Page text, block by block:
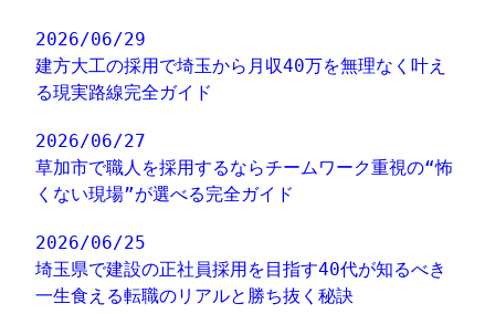
2026/06/29
建方大工の採用で埼玉から月収40万を無理なく叶え
る現実路線完全ガイド
2026/06/27
草加市で職人を採用するならチームワーク重視の“怖
くない現場”が選べる完全ガイド
2026/06/25
埼玉県で建設の正社員採用を目指す40代が知るべき
一生食える転職のリアルと勝ち抜く秘訣